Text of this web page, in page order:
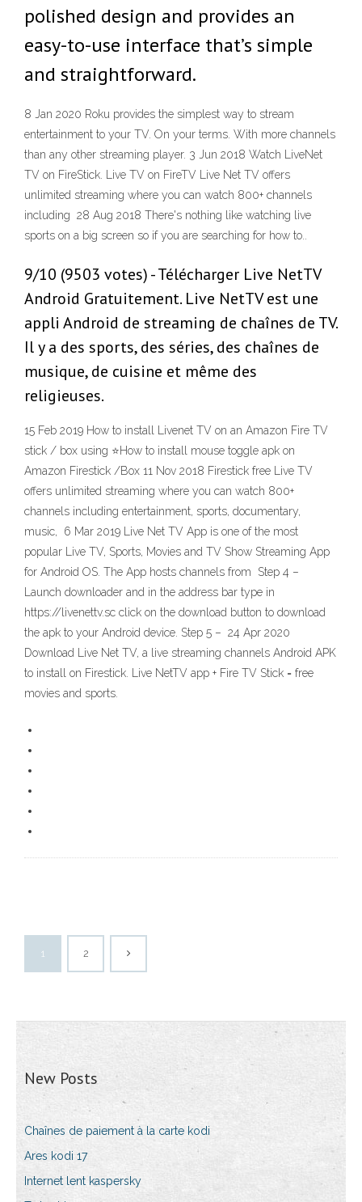
polished design and provides an
easy-to-use interface that’s simple
and straightforward.
8 Jan 2020 Roku provides the simplest way to stream
entertainment to your TV. On your terms. With more channels
than any other streaming player. 3 Jun 2018 Watch LiveNet
TV on FireStick. Live TV on FireTV Live Net TV offers
unlimited streaming where you can watch 800+ channels
including 28 Aug 2018 There's nothing like watching live
sports on a big screen so if you are searching for how to..
9/10 (9503 votes) - Télécharger Live NetTV
Android Gratuitement. Live NetTV est une
appli Android de streaming de chaînes de TV.
Il y a des sports, des séries, des chaînes de
musique, de cuisine et même des
religieuses.
15 Feb 2019 How to install Livenet TV on an Amazon Fire TV
stick / box using ⭐️How to install mouse toggle apk on
Amazon Firestick /Box 11 Nov 2018 Firestick free Live TV
offers unlimited streaming where you can watch 800+
channels including entertainment, sports, documentary,
music, 6 Mar 2019 Live Net TV App is one of the most
popular Live TV, Sports, Movies and TV Show Streaming App
for Android OS. The App hosts channels from Step 4 –
Launch downloader and in the address bar type in
https://livenettv.sc click on the download button to download
the apk to your Android device. Step 5 – 24 Apr 2020
Download Live Net TV, a live streaming channels Android APK
to install on Firestick. Live NetTV app + Fire TV Stick = free
movies and sports.
1 2
New Posts
Chaînes de paiement à la carte kodi
Ares kodi 17
Internet lent kaspersky